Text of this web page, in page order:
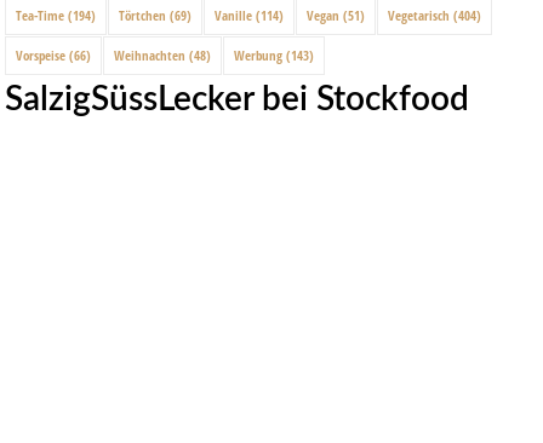
Tea-Time (194) Törtchen (69) Vanille (114) Vegan (51) Vegetarisch (404)
Vorspeise (66) Weihnachten (48) Werbung (143)
SalzigSüssLecker bei Stockfood